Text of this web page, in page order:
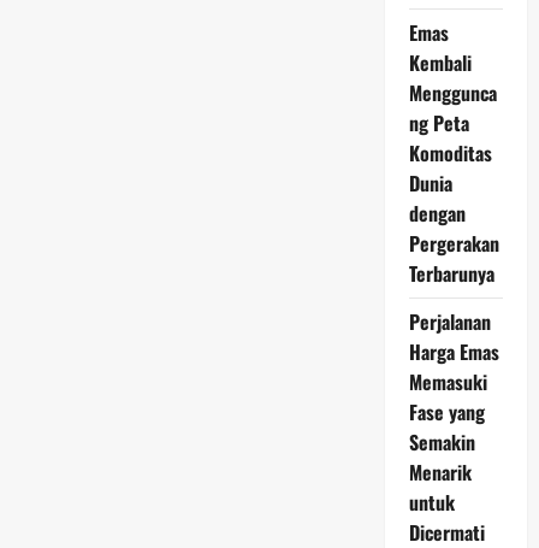
Emas
Kembali
Menggunca
ng Peta
Komoditas
Dunia
dengan
Pergerakan
Terbarunya
Perjalanan
Harga Emas
Memasuki
Fase yang
Semakin
Menarik
untuk
Dicermati